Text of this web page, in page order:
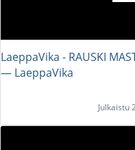
LaeppaVika - RAUSKI
― LaeppaVika
Julkaistu